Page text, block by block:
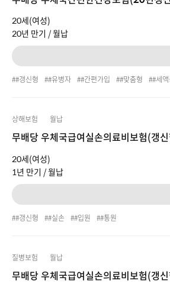
20세(여성)
20년 만기 /월납
#갱신형 #유병자 #간편가입 #맞춤형 #세
상해보험 월납
무배당 우체국급여실손의료비보험(갱
20세(여성)
1년 만기 /월납
#갱신형 #실손 #입원 #통원
질병보험 월납
무배당 우체국급여실손의료비보험(갱